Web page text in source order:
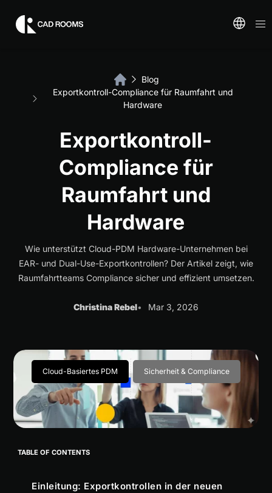
Blog
Exportkontroll-Compliance für Raumfahrt und
Hardware
Exportkontroll-
Compliance für
Raumfahrt und
Hardware
Wie unterstützt Cloud-PDM Hardware-Unternehmen bei
EAR- und Dual-Use-Exportkontrollen? Der Artikel zeigt, wie
Raumfahrtteams Compliance sicher und effizient umsetzen.
Christina Rebel Mar 3, 2026
Cloud-Basiertes PDM Sicherheit & Compliance
TABLE OF CONTENTS
Einleitung: Exportkontrollen in der neuen